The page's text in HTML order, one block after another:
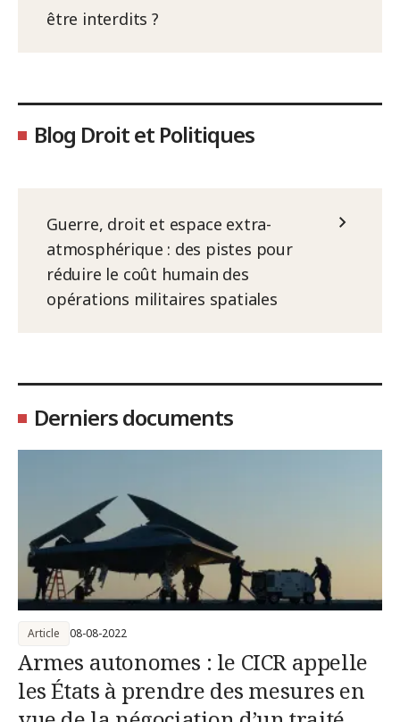
être interdits ?
Blog Droit et Politiques
Guerre, droit et espace extra-
atmosphérique : des pistes pour
réduire le coût humain des
opérations militaires spatiales
Derniers documents
Armes autonomes : le CICR appelle
les États à prendre des mesures en
Article 08-08-2022